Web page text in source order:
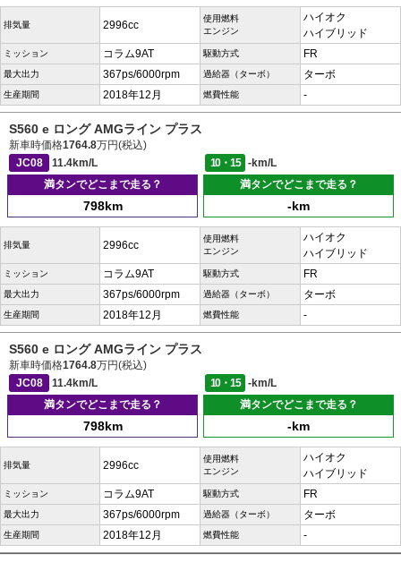
排気量 2996cc
使用燃料
エンジン
ハイオク
ハイブリッド
ミッション コラム9AT 駆動方式 FR
最大出力 367ps/6000rpm 過給器（ターボ） ターボ
生産期間 2018年12月 燃費性能 -
S560 e ロング AMGライン プラス
新車時価格1764.8万円(税込)
JC08
11.4km/L 10・15
-km/L
満タンでどこまで走る？
798km
満タンでどこまで走る？
-km
排気量 2996cc
使用燃料
エンジン
ハイオク
ハイブリッド
ミッション コラム9AT 駆動方式 FR
最大出力 367ps/6000rpm 過給器（ターボ） ターボ
生産期間 2018年12月 燃費性能 -
S560 e ロング AMGライン プラス
新車時価格1764.8万円(税込)
JC08
11.4km/L 10・15
-km/L
満タンでどこまで走る？
798km
満タンでどこまで走る？
-km
排気量 2996cc
使用燃料
エンジン
ハイオク
ハイブリッド
ミッション コラム9AT 駆動方式 FR
最大出力 367ps/6000rpm 過給器（ターボ） ターボ
生産期間 2018年12月 燃費性能 -